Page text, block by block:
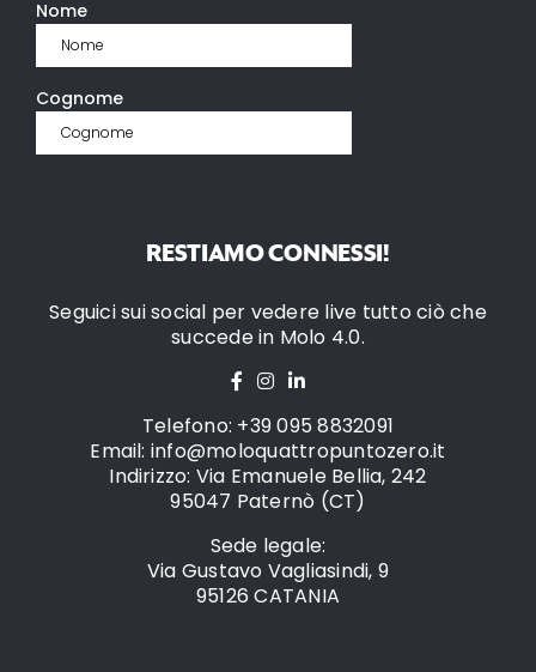
RESTIAMO CONNESSI!
Seguici sui social per vedere live tutto ciò che
succede in Molo 4.0.
Telefono: +39 095 8832091
Email: info@moloquattropuntozero.it
Indirizzo: Via Emanuele Bellia, 242
95047 Paternò (CT)
Sede legale:
Via Gustavo Vagliasindi, 9
95126 CATANIA